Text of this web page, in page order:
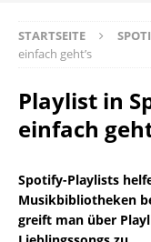
STARTSEITE
einfach geht’s
Playlist in
einfach
Spotify-Playlists
Musikbibliotheken
greift man über